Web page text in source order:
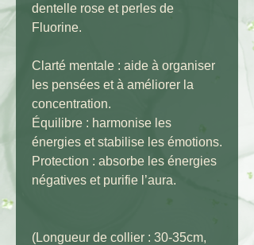
dentelle rose et perles de
Fluorine.
Clarté mentale : aide à organiser
les pensées et à améliorer la
concentration.
Équilibre : harmonise les
énergies et stabilise les émotions.
Protection : absorbe les énergies
négatives et purifie l’aura.
(Longueur de collier : 30-35cm,